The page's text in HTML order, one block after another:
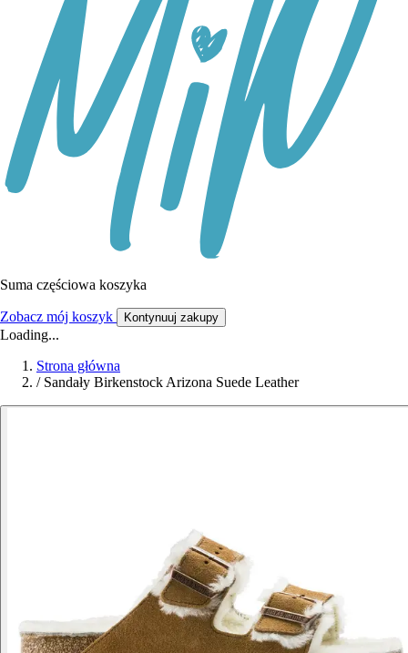
Suma częściowa koszyka
Zobacz mój koszyk Kontynuuj zakupy
Loading...
Strona główna
/ Sandały Birkenstock Arizona Suede Leather